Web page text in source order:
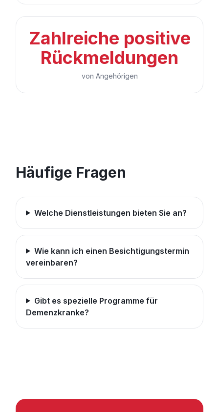
Zahlreiche positive
Rückmeldungen
von Angehörigen
Häufige Fragen
Welche Dienstleistungen bieten Sie an?
Wie kann ich einen Besichtigungstermin
vereinbaren?
Gibt es spezielle Programme für
Demenzkranke?